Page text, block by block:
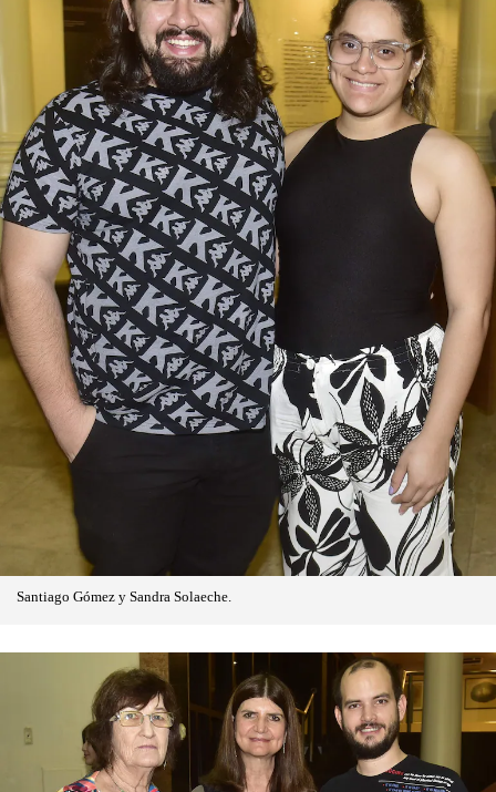
Santiago Gómez y Sandra Solaeche.